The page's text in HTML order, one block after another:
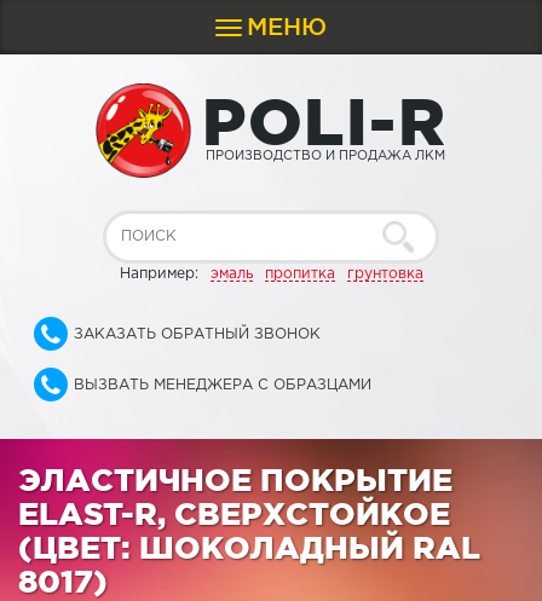
Toggle
navigation
МЕНЮ
POLI-R
ПРОИЗВОДСТВО И ПРОДАЖА ЛКМ
Например: эмаль пропитка грунтовка
ЗАКАЗАТЬ ОБРАТНЫЙ ЗВОНОК
ВЫЗВАТЬ МЕНЕДЖЕРА С ОБРАЗЦАМИ
ЭЛАСТИЧНОЕ ПОКРЫТИЕ
ELAST-R, СВЕРХСТОЙКОЕ
(ЦВЕТ: ШОКОЛАДНЫЙ RAL
8017)